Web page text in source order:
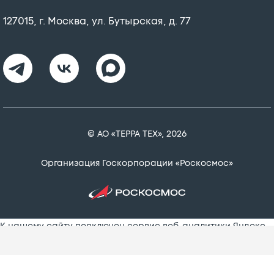
127015, г. Москва, ул. Бутырская, д. 77
© АО «ТЕРРА ТЕХ», 2026
Организация Госкорпорации «Роскосмос»
К нашему сайту подключен сервис веб-аналитики Яндекс